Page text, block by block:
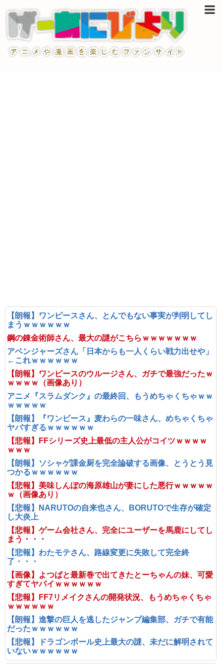
【朗報】ワンピースさん、とんでもない事実が判明してし
まうｗｗｗｗｗｗ
鋼の錬金術師さん、最大の謎がこちらｗｗｗｗｗｗｗ
アベンジャーズさん「日本からも一人くらい戦力出せや」
←これｗｗｗｗｗｗ
【朗報】ワンピースのウルージさん、ガチで最強だったｗ
ｗｗｗｗ（画像あり）
アニメ『スラムダンク』の最終回、もうめちゃくちゃｗｗ
ｗｗｗｗｗ
【朗報】『ワンピース』麦わらの一味さん、めちゃくちゃ
ヤバすぎるｗｗｗｗｗｗ
【悲報】FFシリーズ史上最低の主人公がコイツｗｗｗｗ
ｗｗｗ
【朗報】ソシャゲ課金厨を完全論破する画像、とうとう見
つかるｗｗｗｗｗｗ
【悲報】美味しんぼの海原雄山が妻にした悪行ｗｗｗｗｗ
ｗ（画像あり）
【悲報】NARUTOの自来也さん、BORUTOで生存が確定
し大炎上
【悲報】ゲーム会社さん、完全にユーザーを馬鹿にしてし
まう・・・
【悲報】わたモテさん、路線変更に失敗して完全終
了・・・
【画像】よつばと最新巻で出てきたとーちゃんの妹、可愛
すぎてヤバイｗｗｗｗｗｗ
【悲報】FF7リメイクさんの開発状況、もうめちゃくちゃ
ｗｗｗｗｗｗ
【朗報】進撃の巨人を逃したジャンプ編集部、ガチで有能
だったｗｗｗｗｗｗ
【悲報】ドラゴンボール史上最大の謎、未だに解明されて
いないｗｗｗｗｗｗ